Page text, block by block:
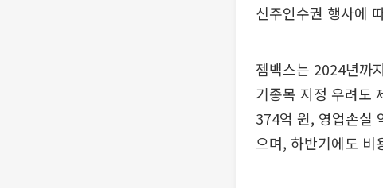
신주인수권 행사에
젬백스는 2024년까
기종목 지정 우려도
374억 원, 영업손실
으며, 하반기에도 비